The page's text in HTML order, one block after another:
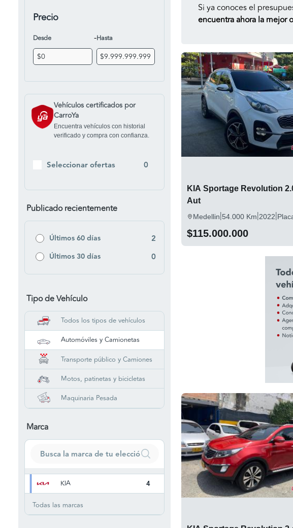
Precio
Desde -Hasta
Vehículos certificados por
CarroYa
Encuentra vehículos con historial
verificado y compra con confianza.
Seleccionar ofertas 0
Publicado recientemente
Últimos 60 días 2
Últimos 30 días 0
Tipo de Vehículo
Todos los tipos de vehículos
Automóviles y Camionetas
Transporte público y Camiones
Motos, patinetas y bicicletas
Maquinaria Pesada
Marca
KIA 4
Todas las marcas
Si ya conoces el
encuentra ahora la mejor
KIA Sportage Revolution
Aut
Medellin|54.000 Km|2022|
$115.000.000